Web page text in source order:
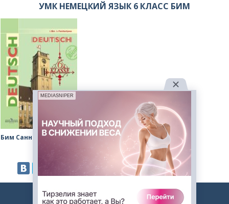
УМК НЕМЕЦКИЙ ЯЗЫК 6 КЛАСС БИМ
Бим Санникова рабочая тетрадь
2023. Авторские решебники. - admin@gdz.me
MEDIASNIPER